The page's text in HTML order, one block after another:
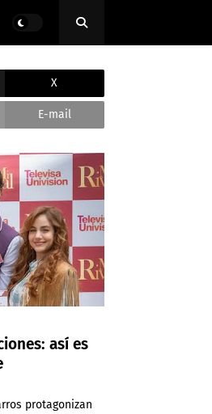
X
E-mail
así es
protagonizan